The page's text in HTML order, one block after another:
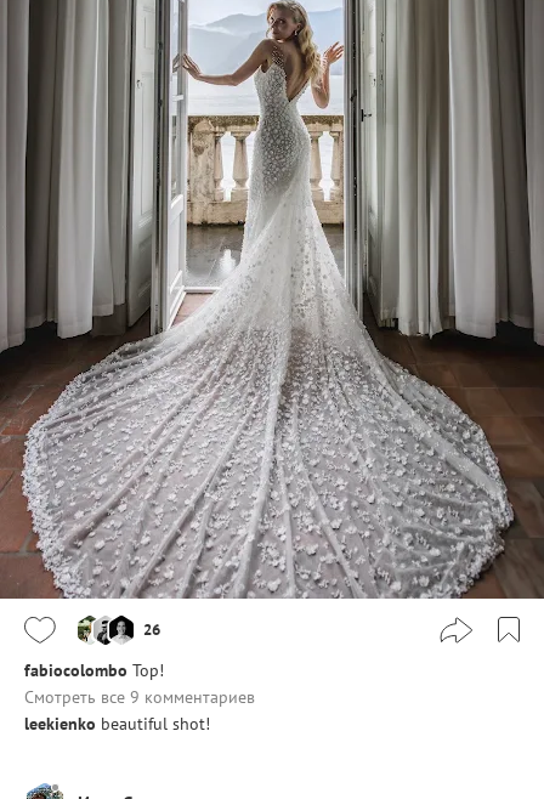
26
fabiocolombo Top!
Смотреть все 9 комментариев
leekienko beautiful shot!